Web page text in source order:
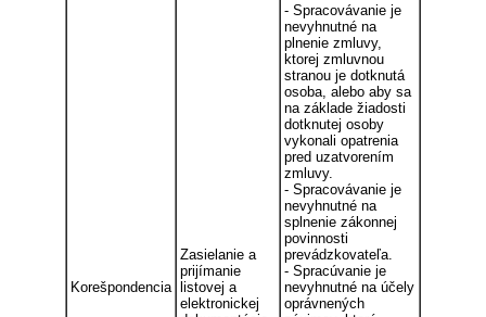
Korešpondencia
Zasielanie a
prijímanie
listovej a
elektronickej
- Spracovávanie je
nevyhnutné na
plnenie zmluvy,
ktorej zmluvnou
stranou je dotknutá
osoba, alebo aby sa
na základe žiadosti
dotknutej osoby
vykonali opatrenia
pred uzatvorením
zmluvy.
- Spracovávanie je
nevyhnutné na
splnenie zákonnej
povinnosti
prevádzkovateľa.
- Spracúvanie je
nevyhnutné na účely
oprávnených